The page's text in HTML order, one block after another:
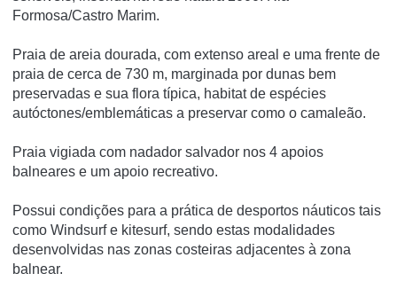
Formosa/Castro Marim.
Praia de areia dourada, com extenso areal e uma frente de
praia de cerca de 730 m, marginada por dunas bem
preservadas e sua flora típica, habitat de espécies
autóctones/emblemáticas a preservar como o camaleão.
Praia vigiada com nadador salvador nos 4 apoios
balneares e um apoio recreativo.
Possui condições para a prática de desportos náuticos tais
como Windsurf e kitesurf, sendo estas modalidades
desenvolvidas nas zonas costeiras adjacentes à zona
balnear.